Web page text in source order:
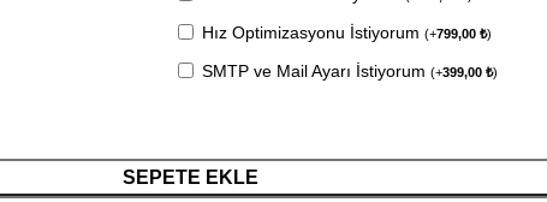
Hız Optimizasyonu İstiyorum(+799,00₺)
SMTP ve Mail Ayarı İstiyorum(+399,00₺)
SEPETE EKLE